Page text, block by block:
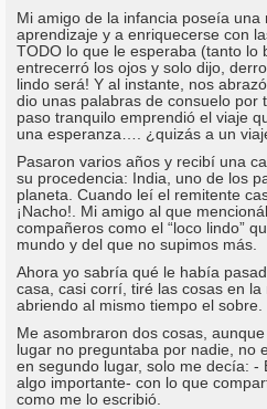
Mi amigo de la infancia poseía
aprendizaje y a enriquecerse con
TODO lo que le esperaba (tanto lo
entrecerró los ojos y solo dijo,
lindo será! Y al instante, nos
dio unas palabras de consuelo por
paso tranquilo emprendió el viaje
una esperanza…. ¿quizás a un
Pasaron varios años y recibí una
su procedencia: India, uno de los
planeta. Cuando leí el remitente
¡Nacho!. Mi amigo al que
compañeros como el “loco lindo”
mundo y del que no supimos más.
Ahora yo sabría qué le había
casa, casi corrí, tiré las cosas en la
abriendo al mismo tiempo el sobre.
Me asombraron dos cosas,
lugar no preguntaba por nadie, no
en segundo lugar, solo me decía: -
algo importante- con lo que
como me lo escribió.